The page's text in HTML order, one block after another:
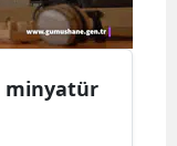
minyatür